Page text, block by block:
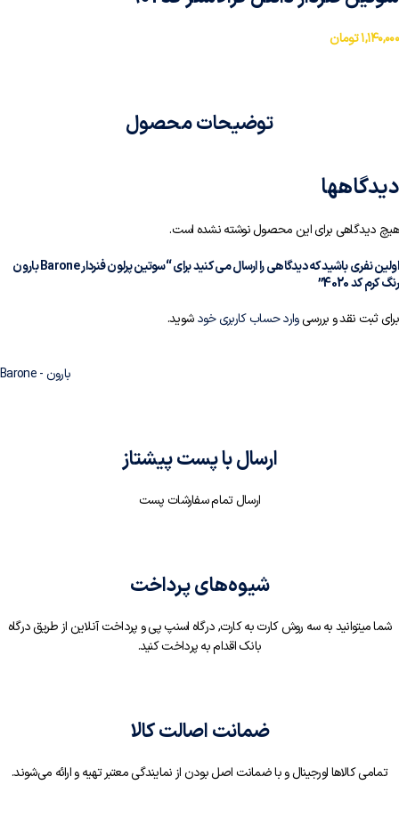
۱,۱۴۰,۰۰۰تومان
توضیحات محصول
دیدگاهها
هیچ دیدگاهی برای این محصول نوشته نشده است.
اولین نفری باشید که دیدگاهی را ارسال می کنید برای “سوتین پرلون فنردار Barone بارون
رنگ کرم کد 4020”
برای ثبت نقد و بررسیوارد حساب کاربری خودشوید.
بارون - ‌Barone
ارسال با پست پیشتاز
ارسال تمام سفارشات پست
شیوه‌های پرداخت
شما میتوانید به سه روش کارت به کارت, درگاه اسنپ پی و پرداخت آنلاین از طریق درگاه
بانک اقدام به پرداخت کنید.
ضمانت اصالت کالا
تمامی کالاها اورجینال و با ضمانت اصل بودن از نمایندگی معتبر تهیه و ارائه می‌شوند.